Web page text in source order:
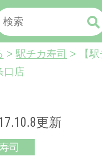
> 駅チカ寿司 > 【
口店
更新
司